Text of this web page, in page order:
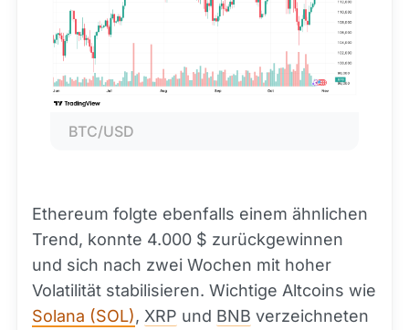
BTC/USD
Ethereum folgte ebenfalls einem ähnlichen
Trend, konnte 4.000 $ zurückgewinnen
und sich nach zwei Wochen mit hoher
Volatilität stabilisieren. Wichtige Altcoins wie
Solana (SOL), XRP und BNB verzeichneten